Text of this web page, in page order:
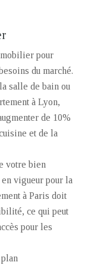
pour
du marché.
salle de bain ou
à Lyon,
de 10%
et de la
votre bien
vigueur pour la
à Paris doit
ce qui peut
pour les